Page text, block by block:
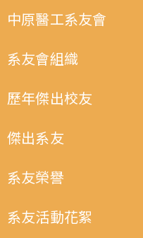
中原醫工系友會
系友會組織
歷年傑出校友
傑出系友
系友榮譽
系友活動花絮